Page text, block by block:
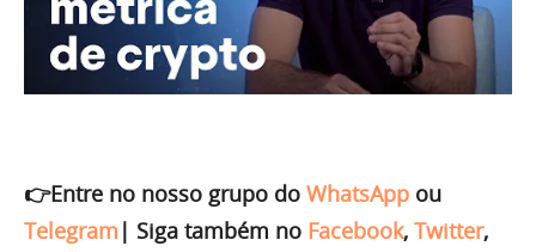
👉Entre no nosso grupo do WhatsApp ou
Telegram | Siga também no Facebook, Twitter,